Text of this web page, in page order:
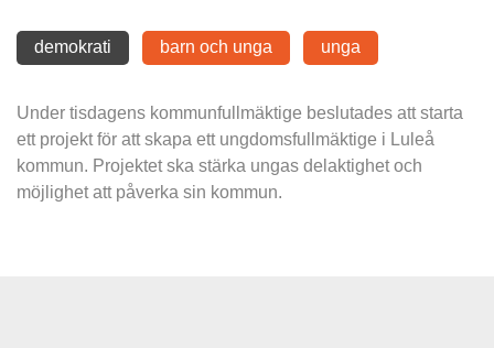
demokrati barn och unga unga
Under tisdagens kommunfullmäktige beslutades att starta
ett projekt för att skapa ett ungdomsfullmäktige i Luleå
kommun. Projektet ska stärka ungas delaktighet och
möjlighet att påverka sin kommun.